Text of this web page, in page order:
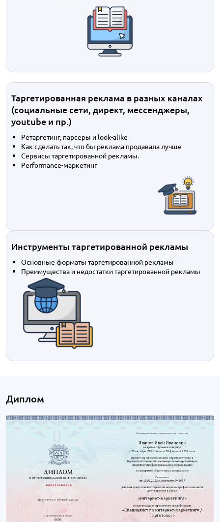
Таргетированная реклама в разных каналах
(социальные сети, директ, мессенджеры,
youtube и пр.)
Ретаргетинг, парсеры и look-alike
Как сделать так, что бы реклама продавала лучше
Сервисы таргетированной рекламы.
Performance-маркетинг
Инструменты таргетированной рекламы
Основные форматы таргетированной рекламы
Преимущества и недостатки таргетированной рекламы
Диплом